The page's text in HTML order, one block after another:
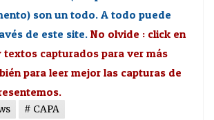
son un todo. A todo puede
de este site. No olvide : click en
textos capturados para ver más
para leer mejor las capturas de
CAPA